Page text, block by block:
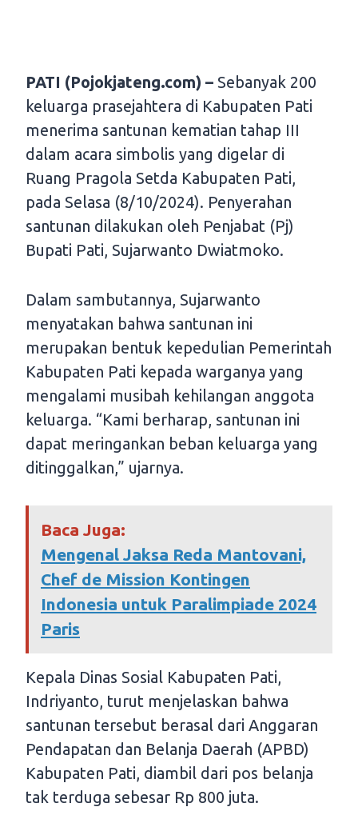
PATI (Pojokjateng.com) – Sebanyak 200
keluarga prasejahtera di Kabupaten Pati
menerima santunan kematian tahap III
dalam acara simbolis yang digelar di
Ruang Pragola Setda Kabupaten Pati,
pada Selasa (8/10/2024). Penyerahan
santunan dilakukan oleh Penjabat (Pj)
Bupati Pati, Sujarwanto Dwiatmoko.
Dalam sambutannya, Sujarwanto
menyatakan bahwa santunan ini
merupakan bentuk kepedulian Pemerintah
Kabupaten Pati kepada warganya yang
mengalami musibah kehilangan anggota
keluarga. “Kami berharap, santunan ini
dapat meringankan beban keluarga yang
ditinggalkan,” ujarnya.
Baca Juga:
Mengenal Jaksa Reda Mantovani,
Chef de Mission Kontingen
Indonesia untuk Paralimpiade 2024
Paris
Kepala Dinas Sosial Kabupaten Pati,
Indriyanto, turut menjelaskan bahwa
santunan tersebut berasal dari Anggaran
Pendapatan dan Belanja Daerah (APBD)
Kabupaten Pati, diambil dari pos belanja
tak terduga sebesar Rp 800 juta.